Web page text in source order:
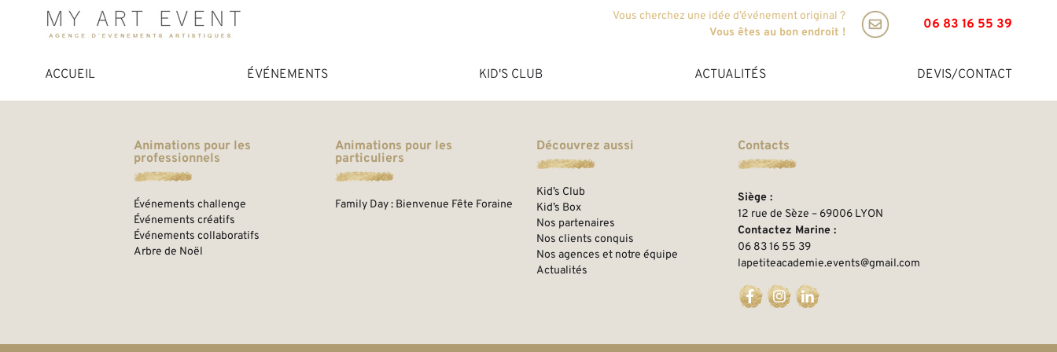
Vous cherchez une idée d’événement original ?
Vous êtes au bon endroit !
06 83 16 55 39
ACCUEIL ÉVÉNEMENTS KID'S CLUB ACTUALITÉS DEVIS/CONTACT
Animations pour les
professionnels
Événements challenge
Événements créatifs
Événements collaboratifs
Arbre de Noël
Animations pour les
particuliers
Family Day : Bienvenue Fête Foraine
Découvrez aussi
Kid’s Club
Kid’s Box
Nos partenaires
Nos clients conquis
Nos agences et notre équipe
Actualités
Contacts
Siège :
12 rue de Sèze – 69006 LYON
Contactez Marine :
06 83 16 55 39
lapetiteacademie.events@gmail.com